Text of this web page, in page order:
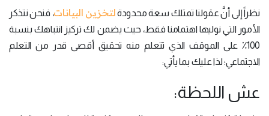
نظراً إلى أنَّ عقولنا تمتلك سعة محدودةلتخزين البيانات، فنحن نتذكر
الأمور التي نوليها اهتمامنا فقط، حيث يضمن لك تركيز انتباهك بنسبة
100٪ على الموقف الذي تتعلم منه تحقيق أقصى قدر من التعلم
الاجتماعي؛ لذا عليك بما يأتي:
عش اللحظة: